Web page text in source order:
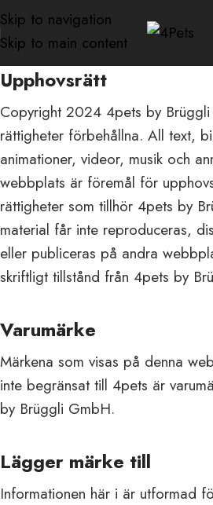
Skip to navigation
Skip to main content
Upphovsrätt
Copyright 2024 4pets by
rättigheter förbehållna. All text,
animationer, videor, musik och
webbplats är föremål för
rättigheter som tillhör 4pets by
material får inte reproduceras,
eller publiceras på andra
skriftligt tillstånd från 4pets by
Varumärke
Märkena som visas på denna
inte begränsat till 4pets är
by Brüggli GmbH.
Lägger märke till
Informationen här i är utformad